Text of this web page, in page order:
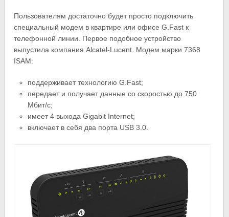
Пользователям достаточно будет просто подключить
специальный модем в квартире или офисе G.Fast к
телефонной линии. Первое подобное устройство
выпустила компания Alcatel-Lucent. Модем марки 7368
ISAM:
поддерживает технологию G.Fast;
передает и получает данные со скоростью до 750
Мбит/с;
имеет 4 выхода Gigabit Internet;
включает в себя два порта USB 3.0.